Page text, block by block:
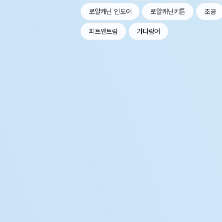
로얄캐닌 인도어 로얄캐닌키튼 조공
피트앤트림 가다랑어